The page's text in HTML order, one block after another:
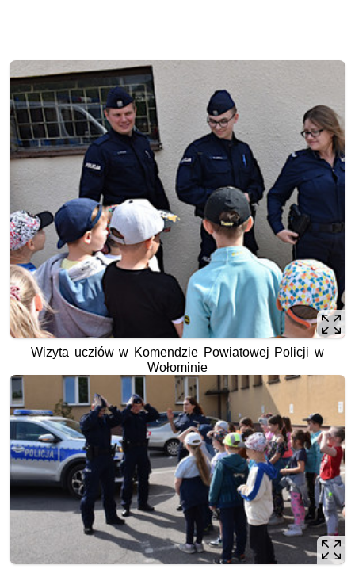
Wizyta ucziów w Komendzie Powiatowej Policji w
Wołominie